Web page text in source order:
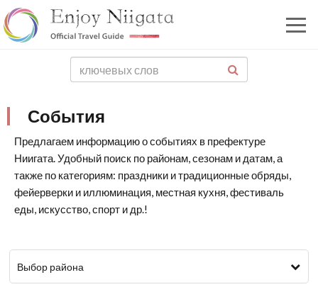
События
Предлагаем информацию о событиях в префектуре
Ниигата. Удобный поиск по районам, сезонам и датам, а
также по категориям: праздники и традиционные обряды,
фейерверки и иллюминация, местная кухня, фестиваль
еды, искусство, спорт и др.!
Выбор района